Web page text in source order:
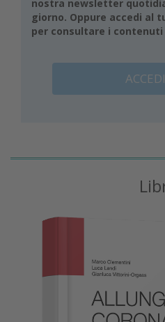
nostra newsletter
giorno. Oppure accedi al
per consultare i
ACCEDI